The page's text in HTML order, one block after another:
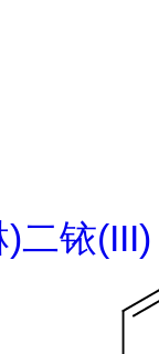
二铱(III)